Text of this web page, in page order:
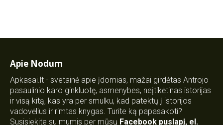
Apie Nodum
Apkasai.lt - svetainė apie įdomias, mažai girdėtas Antrojo
pasaulinio karo ginkluotę, asmenybes, neįtikėtinas istorijas
ir visą kitą, kas yra per smulku, kad patektų į istorijos
vadovėlius ir rimtas knygas. Turite ką papasakoti?
Susisiekite su mumis per mūsų Facebook puslapį, el.